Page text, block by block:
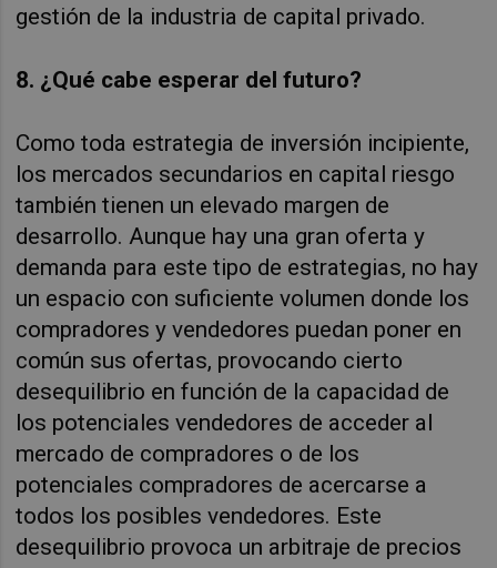
gestión de la industria de capital privado.
8. ¿Qué cabe esperar del futuro?
Como toda estrategia de inversión incipiente,
los mercados secundarios en capital riesgo
también tienen un elevado margen de
desarrollo. Aunque hay una gran oferta y
demanda para este tipo de estrategias, no hay
un espacio con suficiente volumen donde los
compradores y vendedores puedan poner en
común sus ofertas, provocando cierto
desequilibrio en función de la capacidad de
los potenciales vendedores de acceder al
mercado de compradores o de los
potenciales compradores de acercarse a
todos los posibles vendedores. Este
desequilibrio provoca un arbitraje de precios